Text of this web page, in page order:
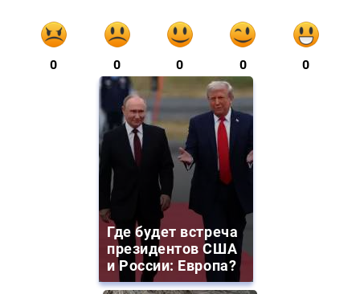
0 0 0 0 0
Где будет встреча
президентов США
и России: Европа?